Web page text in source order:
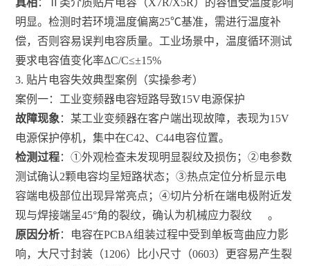
真相 ：Ⅱ类介质贴片电容（X7R/X5R）的容值受温度影响
明显。检测时若环境温度偏离25℃基准，需进行温度补
偿，否则容易误判电容质量。工业场景中，温度循环测试
要求电容值变化率ΔC/C≤±15%
3. 贴片电容失效典型案例（实操参考）
案例一：工业变频器电容短路导致15V电源保护
故障现象 ：某工业变频器在客户端出现故障，表现为15V
电源保护停机，集中在C42、C44电容位置。
检测过程：①外观检查未发现明显裂纹及损伤；②电参数
测试确认2颗电容均呈短路状态；③热点定位分析显示电
容端电极部位出现异常亮点；④切片分析在端电极附近发
现与焊接端呈45°角的裂纹，确认为机械应力裂纹
。
原因分析：电容在PCBA组装过程中受到单板弯曲应力影
响，大尺寸封装（1206）比小尺寸（0603）更容易产生裂